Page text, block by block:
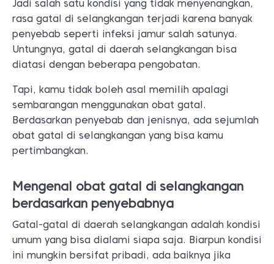
Jadi salah satu kondisi yang tidak menyenangkan,
rasa gatal di selangkangan terjadi karena banyak
penyebab seperti infeksi jamur salah satunya.
Untungnya, gatal di daerah selangkangan bisa
diatasi dengan beberapa pengobatan.
Tapi, kamu tidak boleh asal memilih apalagi
sembarangan menggunakan obat gatal.
Berdasarkan penyebab dan jenisnya, ada sejumlah
obat gatal di selangkangan yang bisa kamu
pertimbangkan.
Mengenal obat gatal di selangkangan
berdasarkan penyebabnya
Gatal-gatal di daerah selangkangan adalah kondisi
umum yang bisa dialami siapa saja. Biarpun kondisi
ini mungkin bersifat pribadi, ada baiknya jika